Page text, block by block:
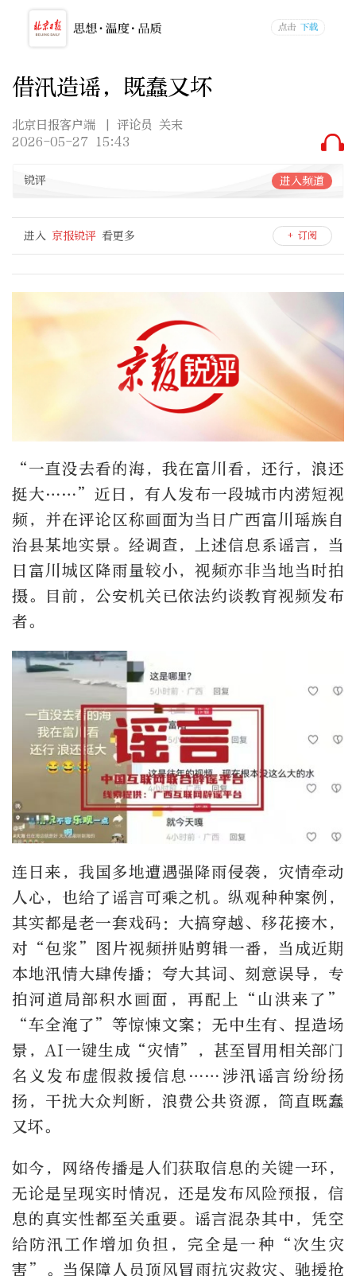
借汛造谣，既蠢又坏
北京日报客户端
| 评论员 关末
2026-05-27 15:43
锐评 进入频道
进入 京报锐评 看更多 + 订阅
“一直没去看的海，我在富川看，还行，浪还
挺大……”近日，有人发布一段城市内涝短视
频，并在评论区称画面为当日广西富川瑶族自
治县某地实景。经调查，上述信息系谣言，当
日富川城区降雨量较小，视频亦非当地当时拍
摄。目前，公安机关已依法约谈教育视频发布
者。
连日来，我国多地遭遇强降雨侵袭，灾情牵动
人心，也给了谣言可乘之机。纵观种种案例，
其实都是老一套戏码：大搞穿越、移花接木，
对“包浆”图片视频拼贴剪辑一番，当成近期
本地汛情大肆传播；夸大其词、刻意误导，专
拍河道局部积水画面，再配上“山洪来了”
“车全淹了”等惊悚文案；无中生有、捏造场
景，AI一键生成“灾情”，甚至冒用相关部门
名义发布虚假救援信息……涉汛谣言纷纷扬
扬，干扰大众判断，浪费公共资源，简直既蠢
又坏。
如今，网络传播是人们获取信息的关键一环，
无论是呈现实时情况，还是发布风险预报，信
息的真实性都至关重要。谣言混杂其中，凭空
给防汛工作增加负担，完全是一种“次生灾
害”。当保障人员顶风冒雨抗灾救灾、驰援抢